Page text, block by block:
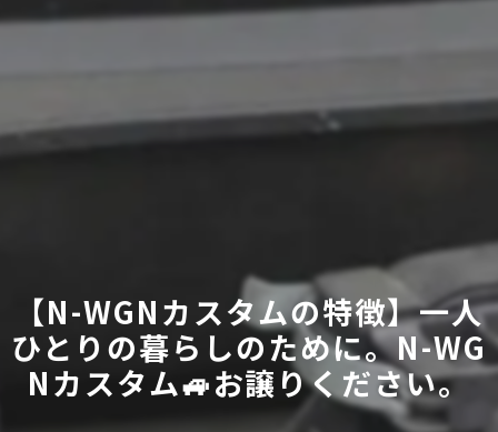
【N-WGNカスタムの特徴】一人
ひとりの暮らしのために。N-WG
Nカスタム🚙お譲りください。